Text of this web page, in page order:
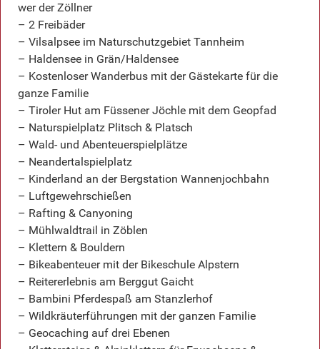
wer der Zöllner
– 2 Freibäder
– Vilsalpsee im Naturschutzgebiet Tannheim
– Haldensee in Grän/Haldensee
– Kostenloser Wanderbus mit der Gästekarte für die
ganze Familie
– Tiroler Hut am Füssener Jöchle mit dem Geopfad
– Naturspielplatz Plitsch & Platsch
– Wald- und Abenteuerspielplätze
– Neandertalspielplatz
– Kinderland an der Bergstation Wannenjochbahn
– Luftgewehrschießen
– Rafting & Canyoning
– Mühlwaldtrail in Zöblen
– Klettern & Bouldern
– Bikeabenteuer mit der Bikeschule Alpstern
– Reitererlebnis am Berggut Gaicht
– Bambini Pferdespaß am Stanzlerhof
– Wildkräuterführungen mit der ganzen Familie
– Geocaching auf drei Ebenen